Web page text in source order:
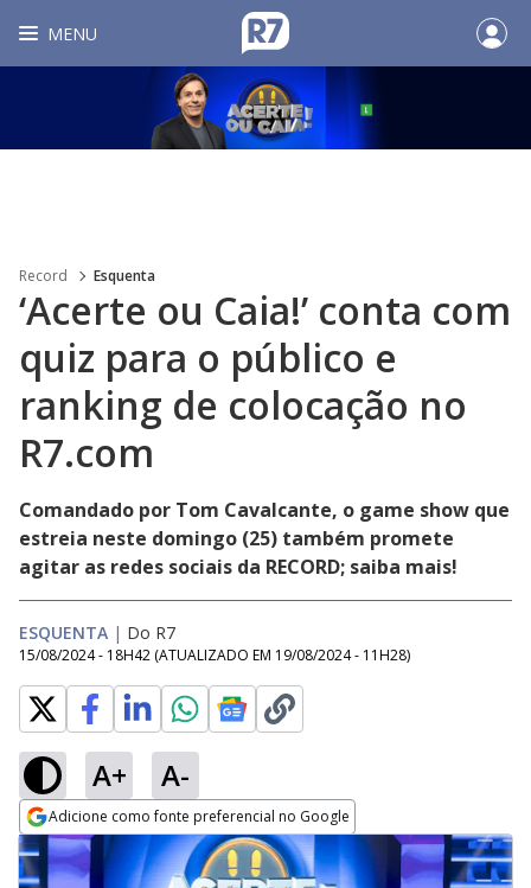
MENU
Record Esquenta
‘Acerte ou Caia!’ conta com
quiz para o público e
ranking de colocação no
R7.com
Comandado por Tom Cavalcante, o game show que
estreia neste domingo (25) também promete
agitar as redes sociais da RECORD; saiba mais!
ESQUENTA | Do R7
15/08/2024 - 18H42 (ATUALIZADO EM 19/08/2024 - 11H28)
A+ A-
Adicione como fonte preferencial no Google
Opens in new window